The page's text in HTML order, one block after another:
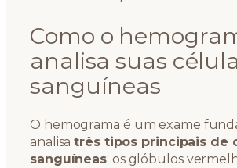
Como o
analisa suas
sanguíneas
O hemograma é um exame
analisatrês tipos principais de
sanguíneas: os glóbulos